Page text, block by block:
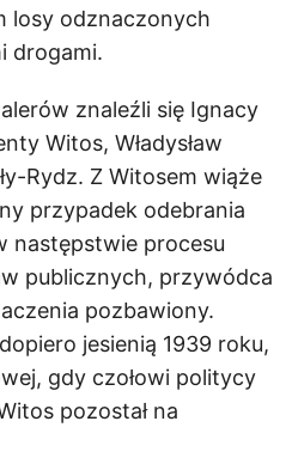
losy odznaczonych
drogami.
znaleźli się Ignacy
Witos, Władysław
Rydz. Z Witosem wiąże
przypadek odebrania
następstwie procesu
publicznych, przywódca
pozbawiony.
jesienią 1939 roku,
gdy czołowi politycy
pozostał na